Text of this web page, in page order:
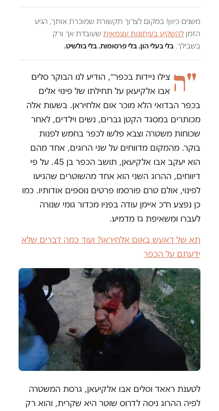
משנים כיוון! במקום לצרוך תקשורת שמוכרת אותך, הגיע
הזמן להשקיע בעיתונות עצמאית שעובדת אך ורק
בשבילך. בלי בעלי הון. בלי פרסומות. בלי בולשיט.
"ה צילו ניידות בכפר״, הודיע לנו הבוקר סלים
אבו אלקיעאן על תחילתו של פינוי אלים
בכפר הבדואי הלא מוכר אום אלחיראן. בשעות אלה
מכותרים במסגד הקטן גברים, נשים וילדים, לאחר
שכוחות משטרה וצבא פלשו לכפר בחמש לפנות
בוקר. מהמקום מדווחים על שני הרוגים, אחד מהם
הוא יעקב אבו אלקיעאן, תושב הכפר בן 45. על פי
דיווחים, ההרוג השני הוא אחד מהשוטרים שהגיעו
לפינוי, אולם טרם פורסמו פרטים נוספים אודותיו. כמו
כן נפצע ח״כ איימן עודה בפניו מכדור גומי שנורה
לעברו ומשאיפת גז מדמיע.
תא של דאעש באום אלחיראן? ועוד כמה דברים שלא
ידעתם על הכפר
לטענת ראאד וסלים אבו אלקיעאן, גרסת המשטרה
לפיה ההרוג ניסה לדרוס שוטר היא שקרית, והוא רק